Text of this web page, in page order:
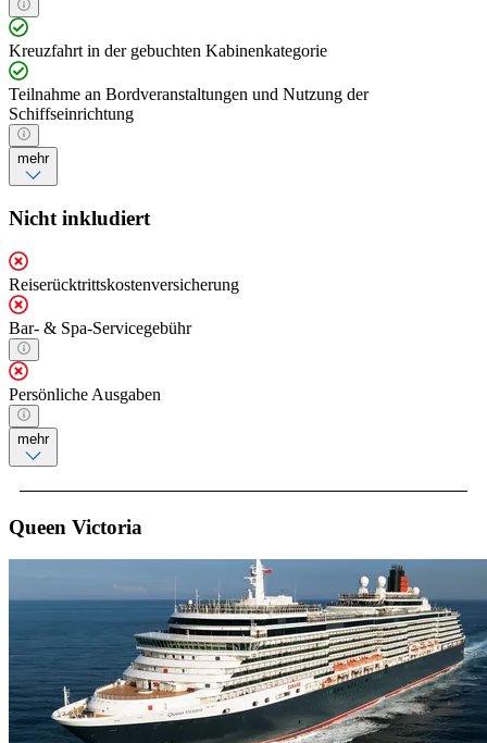
Kreuzfahrt in der gebuchten Kabinenkategorie
Teilnahme an Bordveranstaltungen und Nutzung der
Schiffseinrichtung
mehr
Nicht inkludiert
Reiserücktrittskostenversicherung
Bar- & Spa-Servicegebühr
Persönliche Ausgaben
mehr
Queen Victoria